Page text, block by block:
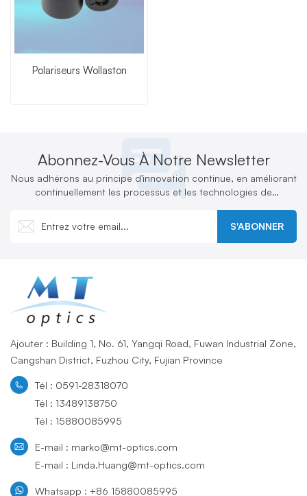
Polariseurs Wollaston
Abonnez-Vous À Notre Newsletter
Nous adhérons au principe d'innovation continue, en améliorant
continuellement les processus et les technologies de
S'ABONNER
Ajouter : Building 1, No. 61, Yangqi Road, Fuwan Industrial Zone,
Cangshan District, Fuzhou City, Fujian Province
Tél : 0591-28318070
Tél : 13489138750
Tél : 15880085995
E-mail : marko@mt-optics.com
E-mail : Linda.Huang@mt-optics.com
Whatsapp : +86 15880085995